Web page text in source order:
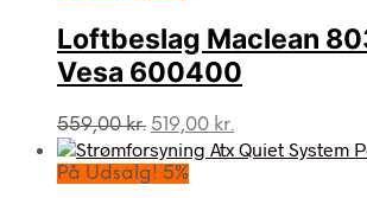
549,00 kr..519,00 kr..
Loftbeslag Maclean
Vesa 600400
559,00kr. Den
oprindelige
pris
519,00 kr.
aktuelle
På Udsalg! 5%